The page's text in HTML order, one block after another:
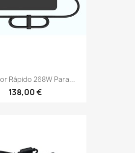
Rápido 268W Para...
138,00 €